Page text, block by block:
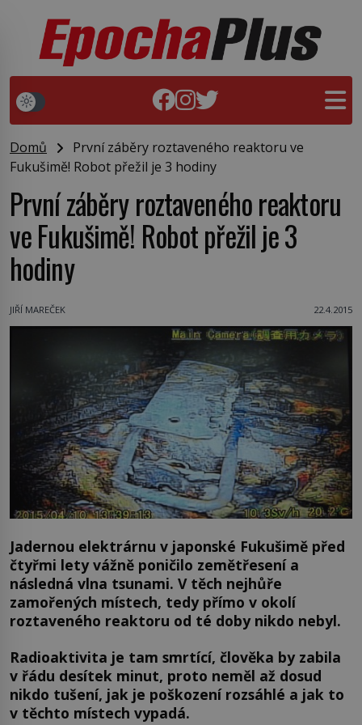
Domů
První záběry roztaveného reaktoru ve
Fukušimě! Robot přežil je 3 hodiny
První záběry roztaveného reaktoru
ve Fukušimě! Robot přežil je 3
hodiny
JIŘÍ MAREČEK 22.4.2015
Jadernou elektrárnu v japonské Fukušimě před
čtyřmi lety vážně poničilo zemětřesení a
následná vlna tsunami. V těch nejhůře
zamořených místech, tedy přímo v okolí
roztaveného reaktoru od té doby nikdo nebyl.
Radioaktivita je tam smrtící, člověka by zabila
v řádu desítek minut, proto neměl až dosud
nikdo tušení, jak je poškození rozsáhlé a jak to
v těchto místech vypadá.